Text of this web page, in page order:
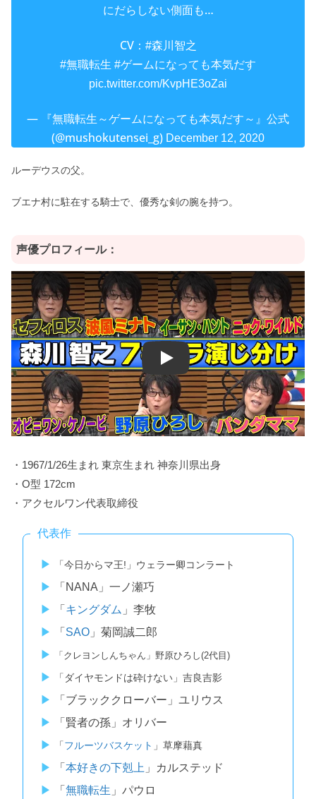
にだらしない側面も…
CV： #森川智之
#無職転生 #ゲームになっても本気だす
pic.twitter.com/KvpHE3oZai
— 『無職転生～ゲームになっても本気だす～』公式
(@mushokutensei_g) December 12, 2020
ルーデウスの父。
ブエナ村に駐在する騎士で、優秀な剣の腕を持つ。
声優プロフィール：
・1967/1/26生まれ 東京生まれ 神奈川県出身
・O型 172cm
・アクセルワン代表取締役
代表作
「今日からマ王!」ウェラー卿コンラート
「NANA」一ノ瀬巧
「 キングダム 」李牧
「 SAO」菊岡誠二郎
「クレヨンしんちゃん」野原ひろし(2代目)
「ダイヤモンドは砕けない」吉良吉影
「ブラッククローバー」ユリウス
「賢者の孫」オリバー
「フルーツバスケット 」草摩藉真
「 本好きの下剋上 」カルステッド
「 無職転生 」パウロ